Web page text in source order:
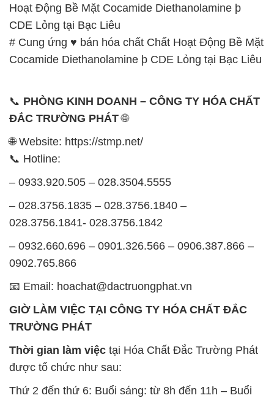
📞PHÒNG KINH DOANH – CÔNG TY HÓA CHẤT
ĐẮC TRƯỜNG PHÁT🌐
🌐 Website: https://stmp.net/
– 0933.920.505 – 028.3504.5555
028.3756.1841- 028.3756.1842
0902.765.866
📧 Email: hoachat@dactruongphat.vn
TRƯỜNG PHÁT
được tổ chức như sau:
Thứ 2 đến thứ 6: Buổi sáng: từ 8h đến 11h – Buổi
chiều: từ 12h30 đến 17h
Thứ 7: Buổi sáng: từ 8h đến 11h – Buổi chiều: từ
12h30 đến 16h